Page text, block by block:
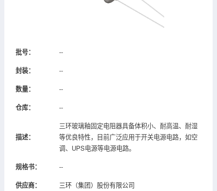
批号：
--
封装：
--
数量：
--
仓库：
--
描述：
三环玻璃釉固定电阻器具备体积小、耐高温、耐湿
等优良特性，目前广泛应用于开关电源电路，如空
调、UPS电源等电源电路。
规格书：
--
供应商：
三环（集团）股份有限公司